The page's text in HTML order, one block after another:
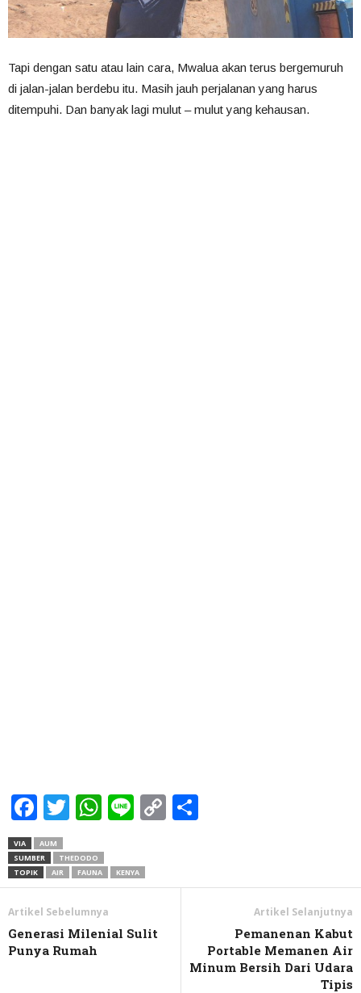
Tapi dengan satu atau lain cara, Mwalua akan terus bergemuruh
di jalan-jalan berdebu itu. Masih jauh perjalanan yang harus
ditempuhi. Dan banyak lagi mulut – mulut yang kehausan.
Facebook
Twitter
WhatsApp
LineCopy
VIA
AUM
SUMBER
THEDODO
TOPIK
AIR FAUNA KENYA
Artikel Sebelumnya
Generasi Milenial Sulit
Punya Rumah
Artikel Selanjutnya
Pemanenan Kabut
Portable Memanen Air
Minum Bersih Dari Udara
Tipis